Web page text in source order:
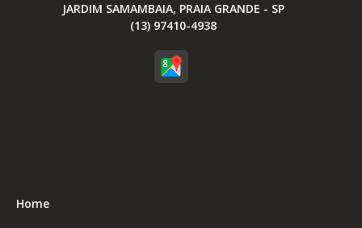
JARDIM SAMAMBAIA, PRAIA GRANDE - SP
(13) 97410-4938
Home